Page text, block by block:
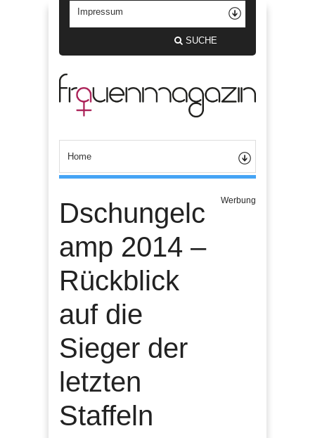
SUCHE
Dschungelc
amp 2014 –
Rückblick
auf die
Sieger der
letzten
Staffeln
Werbung